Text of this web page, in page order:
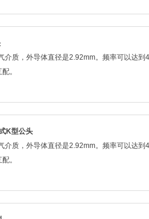
介质，外导体直径是2.92mm。频率可以达
。
K型公头
介质，外导体直径是2.92mm。频率可以达
。